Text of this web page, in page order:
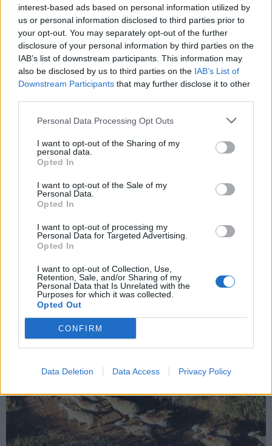
interest-based ads based on personal information utilized by
us or personal information disclosed to third parties prior to
your opt-out. You may separately opt-out of the further
disclosure of your personal information by third parties on the
IAB’s list of downstream participants. This information may
also be disclosed by us to third parties on the IAB’s List of
Downstream Participants that may further disclose it to other
Personal Data Processing Opt Outs
I want to opt-out of the Sharing of my
personal data.
Opted In
I want to opt-out of the Sale of my
Personal Data.
Opted In
I want to opt-out of processing my
Personal Data for Targeted Advertising.
Opted In
I want to opt-out of Collection, Use,
Retention, Sale, and/or Sharing of my
Personal Data that Is Unrelated with the
Purposes for which it was collected.
Opted Out
CONFIRM
Data Deletion Data Access Privacy Policy
Εγγραφή στο newsletter
Αποδέχομαι τους
και την πολιτική απορρήτου
X